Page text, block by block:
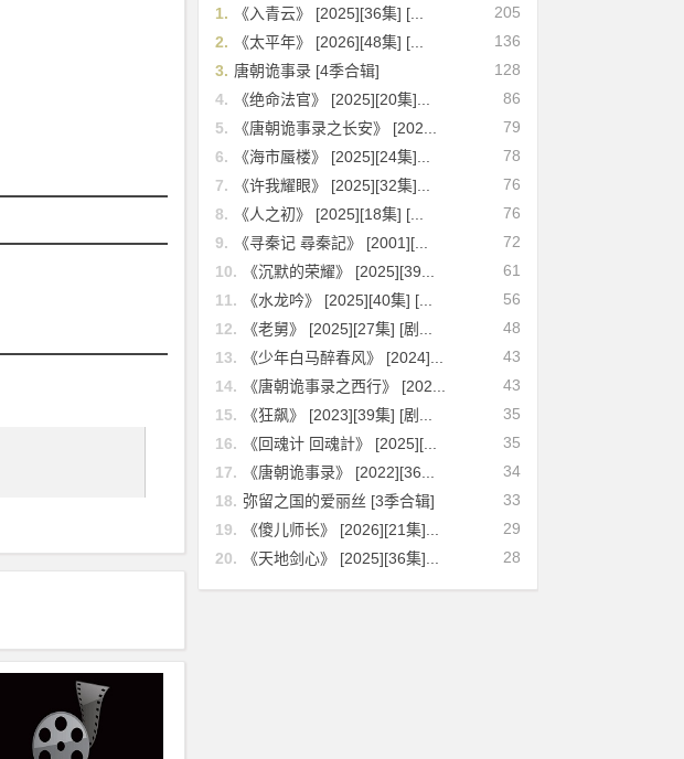
205
1.
《入青云》 [2025][36集] [...
136
2.
《太平年》 [2026][48集] [...
128
3. 唐朝诡事录 [4季合辑]
86
4.
《绝命法官》 [2025][20集]...
79
5.
《唐朝诡事录之长安》 [202...
78
6.
《海市蜃楼》 [2025][24集]...
76
7.
《许我耀眼》 [2025][32集]...
76
8.
《人之初》 [2025][18集] [...
72
9.
《寻秦记 尋秦記》 [2001][...
61
10.
《沉默的荣耀》 [2025][39...
56
11.
《水龙吟》 [2025][40集] [...
48
12.
《老舅》 [2025][27集] [剧...
43
13.
《少年白马醉春风》 [2024]...
43
14.
《唐朝诡事录之西行》 [202...
35
15.
《狂飙》 [2023][39集] [剧...
35
16.
《回魂计 回魂計》 [2025][...
34
17.
《唐朝诡事录》 [2022][36...
33
18. 弥留之国的爱丽丝 [3季合辑]
29
19.
《傻儿师长》 [2026][21集]...
28
20. 《天地剑心》 [2025][36集]...